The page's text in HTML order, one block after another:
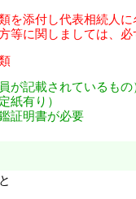
を添付し代表相続人
に関しましては、必
類
記載されているもの
有り）
証明書が必要